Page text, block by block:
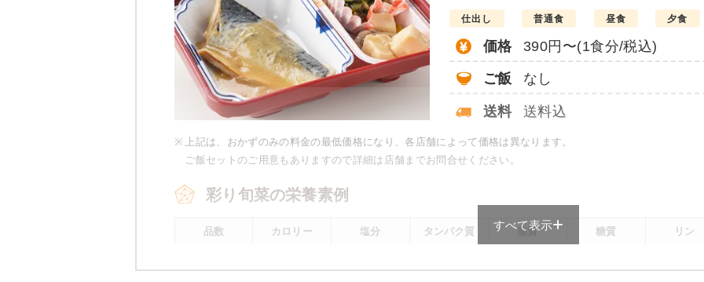
マーボー豆腐
小松菜と玉葱のツナ和え
栄養素
-
※メニューの補足
カニ風味サラダ
大根と椎茸の煮物
竹輪と野菜の胡麻よごし
※メニューの補足
※ その他備考
仕出し 普通食 昼食 夕食
価格 390円〜(1食分/税込)
ご飯 なし
送料 送料込
※
上記は、おかずのみの料金の最低価格になり、各店舗によって価格は異なります。
ご飯セットのご用意もありますので詳細は店舗までお問合せください。
彩り旬菜の栄養素例
品数 カロリー 塩分 タンパク質 脂質 糖質 リン
すべて表示